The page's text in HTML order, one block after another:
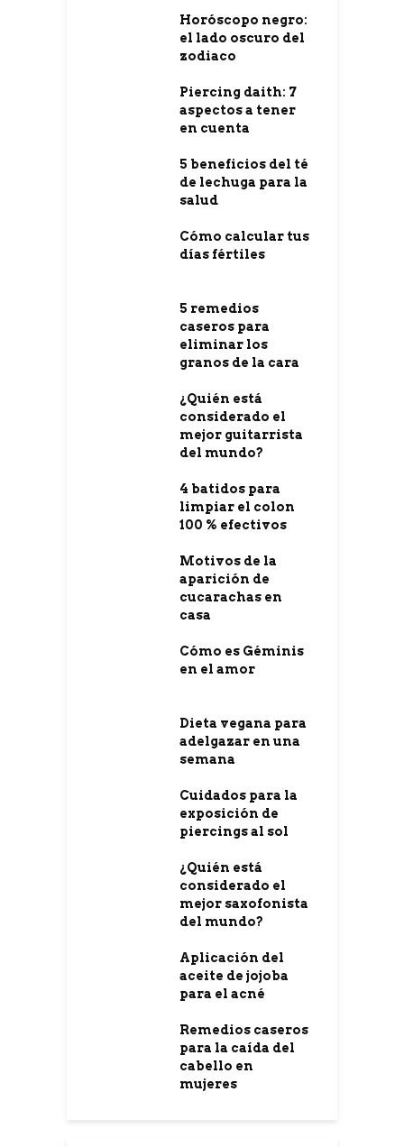
Horóscopo negro:
el lado oscuro del
zodiaco
Piercing daith: 7
aspectos a tener
en cuenta
5 beneficios del té
de lechuga para la
salud
Cómo calcular tus
días fértiles
5 remedios
caseros para
eliminar los
granos de la cara
¿Quién está
considerado el
mejor guitarrista
del mundo?
4 batidos para
limpiar el colon
100 % efectivos
Motivos de la
aparición de
cucarachas en
casa
Cómo es Géminis
en el amor
Dieta vegana para
adelgazar en una
semana
Cuidados para la
exposición de
piercings al sol
¿Quién está
considerado el
mejor saxofonista
del mundo?
Aplicación del
aceite de jojoba
para el acné
Remedios caseros
para la caída del
cabello en
mujeres